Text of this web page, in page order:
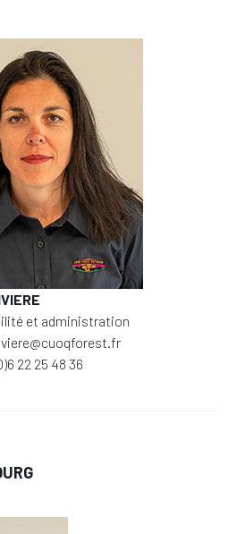
et administration
22 25 48 36